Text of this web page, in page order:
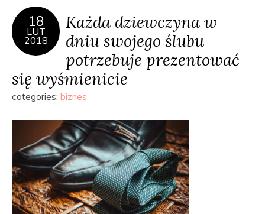
18
LUT
2018
Każda dziewczyna w
dniu swojego ślubu
potrzebuje prezentować
się wyśmienicie
categories: biznes